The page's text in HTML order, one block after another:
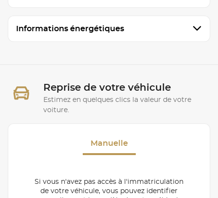
Informations énergétiques
Reprise de votre véhicule
Estimez en quelques clics la valeur de votre
voiture.
Manuelle
Si vous n'avez pas accès à l'immatriculation
de votre véhicule, vous pouvez identifier